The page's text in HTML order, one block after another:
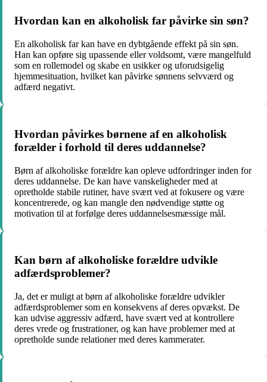
Hvordan kan en alkoholisk far påvirke sin søn?
En alkoholisk far kan have en dybtgående effekt på sin søn.
Han kan opføre sig upassende eller voldsomt, være mangelfuld
som en rollemodel og skabe en usikker og uforudsigelig
hjemmesituation, hvilket kan påvirke sønnens selvværd og
adfærd negativt.
Hvordan påvirkes børnene af en alkoholisk
forælder i forhold til deres uddannelse?
Børn af alkoholiske forældre kan opleve udfordringer inden for
deres uddannelse. De kan have vanskeligheder med at
opretholde stabile rutiner, have svært ved at fokusere og være
koncentrerede, og kan mangle den nødvendige støtte og
motivation til at forfølge deres uddannelsesmæssige mål.
Kan børn af alkoholiske forældre udvikle
adfærdsproblemer?
Ja, det er muligt at børn af alkoholiske forældre udvikler
adfærdsproblemer som en konsekvens af deres opvækst. De
kan udvise aggressiv adfærd, have svært ved at kontrollere
deres vrede og frustrationer, og kan have problemer med at
opretholde sunde relationer med deres kammerater.